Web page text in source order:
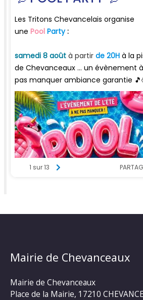
Mairie de Chevanceaux
Mairie de Chevanceaux
Place de la Mairie, 17210